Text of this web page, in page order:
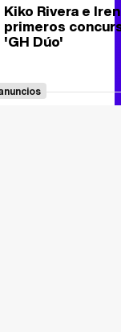
Kiko Rivera e
primeros
'GH Dúo'